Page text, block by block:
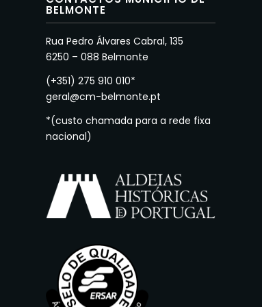
BELMONTE
Rua Pedro Álvares Cabral, 135
6250 – 088 Belmonte
(+351) 275 910 010*
geral@cm-belmonte.pt
*(custo chamada para a rede fixa
nacional)